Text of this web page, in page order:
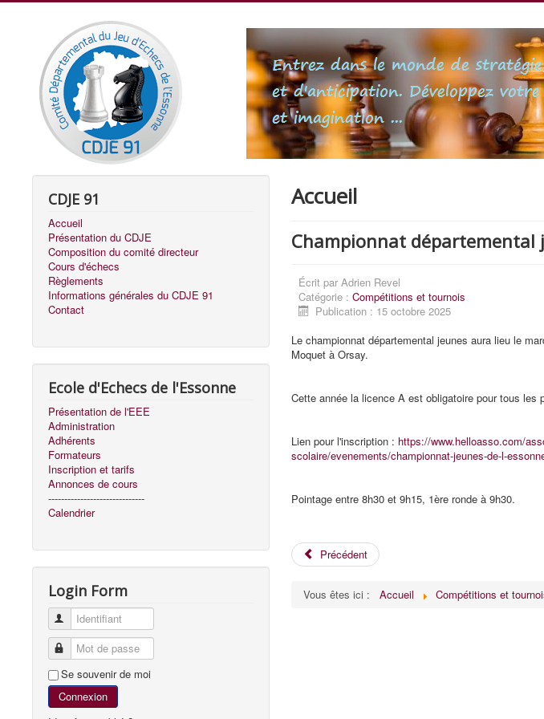
CDJE 91
Accueil
Présentation du CDJE
Composition du comité directeur
Cours d'échecs
Règlements
Informations générales du CDJE 91
Contact
Ecole d'Echecs de l'Essonne
Présentation de l'EEE
Administration
Adhérents
Formateurs
Inscription et tarifs
Annonces de cours
------------------------------
Calendrier
Login Form
Identifiant
Mot de passe
Se souvenir de moi
Connexion
Accueil
Championnat départemental
Écrit par Adrien Revel
Catégorie : Compétitions et tournois
Publication : 15 octobre 2025
Le championnat départemental jeunes aura lieu le
Moquet à Orsay.
Cette année la licence A est obligatoire pour tous les
Lien pour l'inscription : https://www.helloasso.com/
scolaire/evenements/championnat-jeunes-de-l-
Pointage entre 8h30 et 9h15, 1ère ronde à 9h30.
Précédent
Vous êtes ici : Accueil Compétitions et